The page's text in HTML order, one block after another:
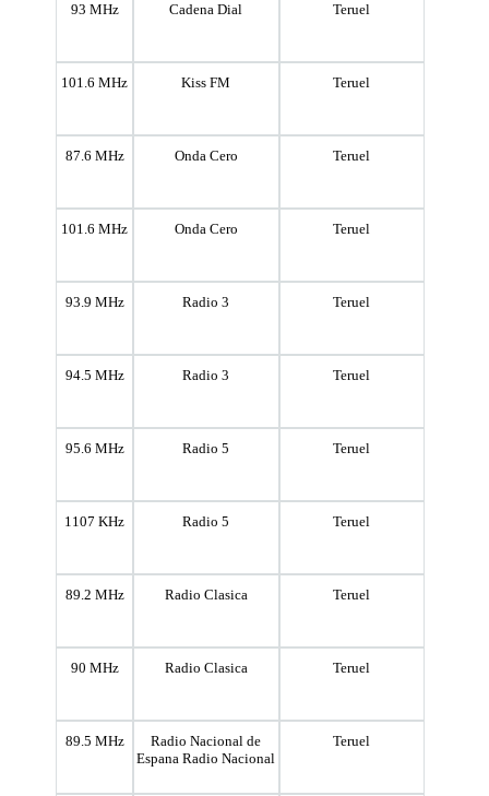
93 MHz Cadena Dial Teruel
101.6 MHz Kiss FM Teruel
87.6 MHz Onda Cero Teruel
101.6 MHz Onda Cero Teruel
93.9 MHz Radio 3 Teruel
94.5 MHz Radio 3 Teruel
95.6 MHz Radio 5 Teruel
1107 KHz Radio 5 Teruel
89.2 MHz Radio Clasica Teruel
90 MHz Radio Clasica Teruel
89.5 MHz
Radio Nacional de
Espana Radio Nacional
Teruel